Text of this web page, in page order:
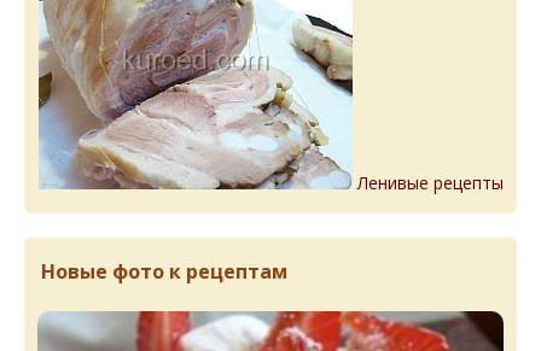
Ленивые рецепты
Новые фото к рецептам